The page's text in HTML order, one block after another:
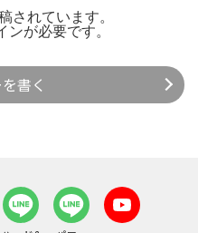
されています。
ンが必要です。
書く